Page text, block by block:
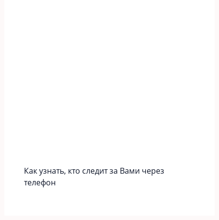
Как узнать, кто следит за Вами через
телефон